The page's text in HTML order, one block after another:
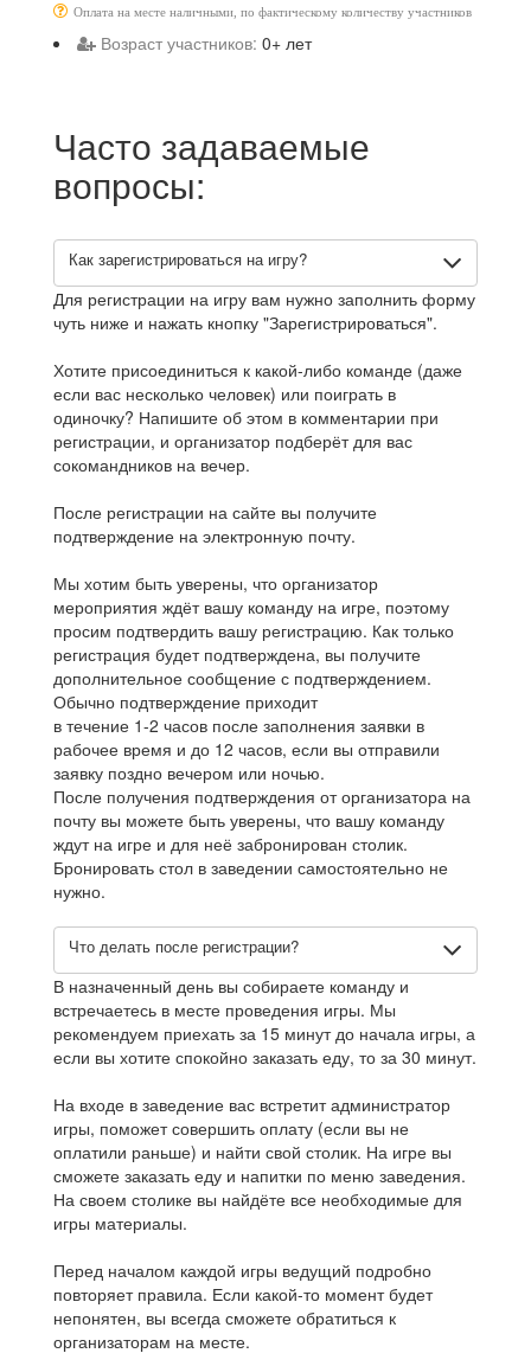
Оплата на месте наличными, по фактическому количеству участников
Возраст участников: 0+ лет
Часто задаваемые
вопросы:
Как зарегистрироваться на игру?
Для регистрации на игру вам нужно заполнить форму
чуть ниже и нажать кнопку "Зарегистрироваться".
Хотите присоединиться к какой-либо команде (даже
если вас несколько человек) или поиграть в
одиночку? Напишите об этом в комментарии при
регистрации, и организатор подберёт для вас
сокомандников на вечер.
После регистрации на сайте вы получите
подтверждение на электронную почту.
Мы хотим быть уверены, что организатор
мероприятия ждёт вашу команду на игре, поэтому
просим подтвердить вашу регистрацию. Как только
регистрация будет подтверждена, вы получите
дополнительное сообщение с подтверждением.
Обычно подтверждение приходит
в течение 1-2 часов после заполнения заявки в
рабочее время и до 12 часов, если вы отправили
заявку поздно вечером или ночью.
После получения подтверждения от организатора на
почту вы можете быть уверены, что вашу команду
ждут на игре и для неё забронирован столик.
Бронировать стол в заведении самостоятельно не
нужно.
Что делать после регистрации?
В назначенный день вы собираете команду и
встречаетесь в месте проведения игры. Мы
рекомендуем приехать за 15 минут до начала игры, а
если вы хотите спокойно заказать еду, то за 30 минут.
На входе в заведение вас встретит администратор
игры, поможет совершить оплату (если вы не
оплатили раньше) и найти свой столик. На игре вы
сможете заказать еду и напитки по меню заведения.
На своем столике вы найдёте все необходимые для
игры материалы.
Перед началом каждой игры ведущий подробно
повторяет правила. Если какой-то момент будет
непонятен, вы всегда сможете обратиться к
организаторам на месте.